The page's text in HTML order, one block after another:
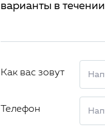
варианты в течении
Как вас зовут
Телефон